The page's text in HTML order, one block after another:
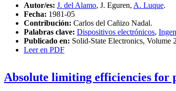
Autor/es: J. del Alamo, J. Eguren, A. Luque.
Fecha: 1981-05
Contribución: Carlos del Cañizo Nadal.
Palabras clave: Dispositivos electrónicos,
Publicado en: Solid-State Electronics, Volume
Leer en PDF
Absolute limiting efficiencies for